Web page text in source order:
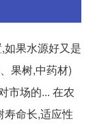
如果水源好又是
果树,中药材)
市场的... 在农
寿命长,适应性